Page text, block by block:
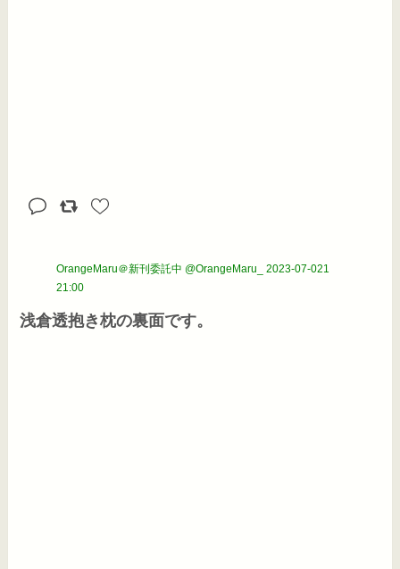
OrangeMaru＠新刊委託中 @OrangeMaru_
2023-07-021
21:00
浅倉透抱き枕の裏面です。